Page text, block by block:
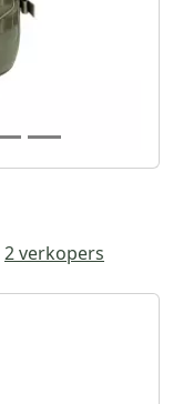
2 verkopers